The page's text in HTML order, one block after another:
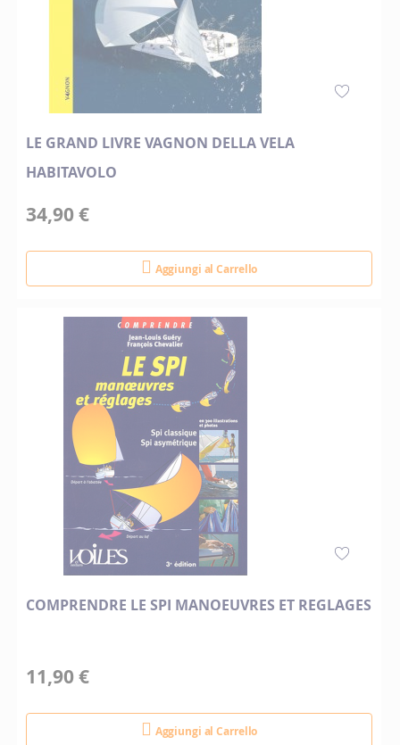
LE GRAND LIVRE VAGNON DELLA VELA
HABITAVOLO
34,90 €
Aggiungi al Carrello
COMPRENDRE LE SPI MANOEUVRES ET REGLAGES
11,90 €
Aggiungi al Carrello